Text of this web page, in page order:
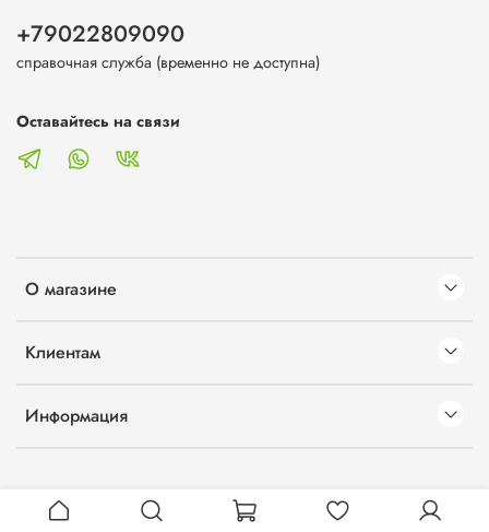
О магазине
Клиентам
Информация
+79022809090
справочная служба (временно не доступна)
Оставайтесь на связи